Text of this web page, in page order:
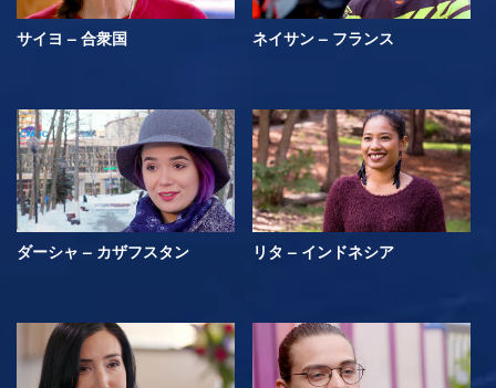
サイヨ – 合衆国 ネイサン – フランス
ダーシャ – カザフスタン リタ – インドネシア